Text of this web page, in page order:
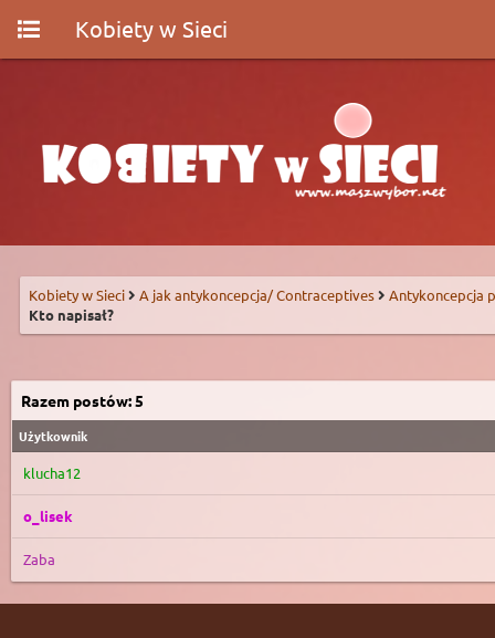
Kobiety w Sieci
Kobiety w Sieci A jak antykoncepcja/ Contraceptives
Antykoncepcja
Kto napisał?
Razem postów: 5
Użytkownik
klucha12
o_lisek
Zaba